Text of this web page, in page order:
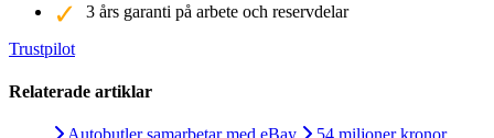
3 års garanti på arbete och reservdelar
Trustpilot
Relaterade artiklar